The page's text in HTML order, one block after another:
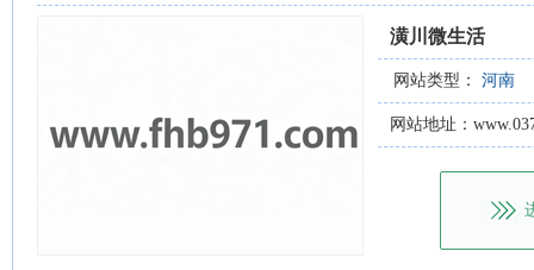
潢川微生活
网站类型： 河南
网站地址：